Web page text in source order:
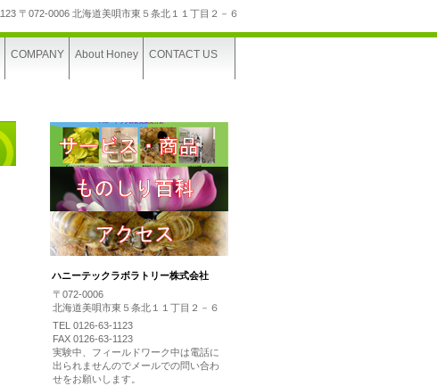
〒072-0006 北海道美唄市東５条北１１丁目２－６
COMPANY About Honey CONTACT US
ハニーテックラボラトリー株式会社
〒072-0006
北海道美唄市東５条北１１丁目２－６
TEL 0126-63-1123
FAX 0126-63-1123
実験中、フィールドワーク中は電話に
出られませんのでメールでの問い合わ
せをお願いします。